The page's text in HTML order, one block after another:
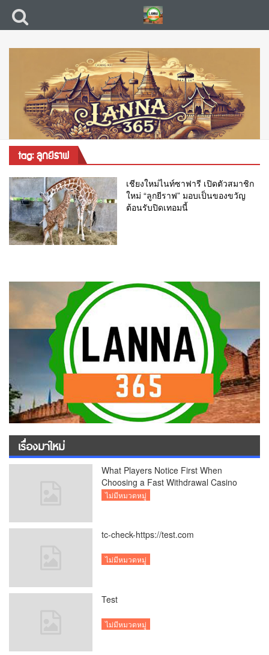
tag: ลูกยีราฟ
เชียงใหม่ไนท์ซาฟารี เปิดตัวสมาชิก
ใหม่ “ลูกยีราฟ” มอบเป็นของขวัญ
ต้อนรับปิดเทอมนี้
เรื่องมาใหม่
What Players Notice First When
Choosing a Fast Withdrawal Casino
UK
ไม่มีหมวดหมู่
tc-check-https://test.com
ไม่มีหมวดหมู่
Test
ไม่มีหมวดหมู่